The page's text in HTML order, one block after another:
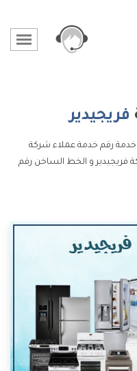
فريجيدير
خدمة رقم خدمة عملاء شركة
فريجيدير و الخط الساخن رقم